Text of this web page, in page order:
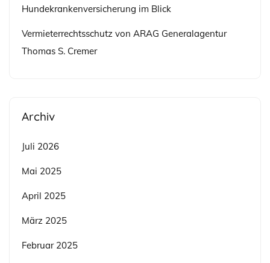
Hundekrankenversicherung im Blick
Vermieterrechtsschutz von ARAG Generalagentur
Thomas S. Cremer
Archiv
Juli 2026
Mai 2025
April 2025
März 2025
Februar 2025